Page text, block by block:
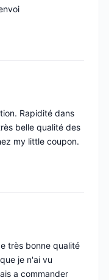
Rapidité dans
belle qualité des
my little coupon.
très bonne qualité
je n'ai vu
a commander